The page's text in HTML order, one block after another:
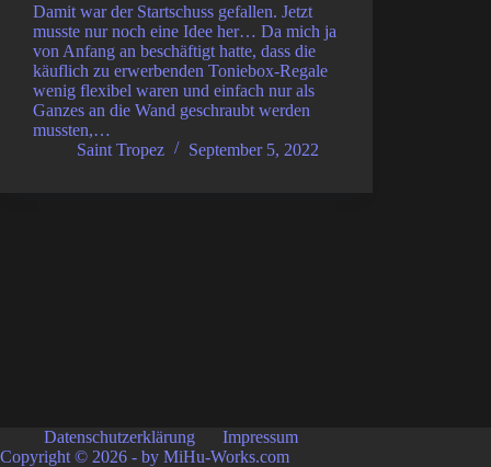
Damit war der Startschuss gefallen. Jetzt
musste nur noch eine Idee her… Da mich ja
von Anfang an beschäftigt hatte, dass die
käuflich zu erwerbenden Toniebox-Regale
wenig flexibel waren und einfach nur als
Ganzes an die Wand geschraubt werden
mussten,…
Saint Tropez
September 5, 2022
Datenschutzerklärung
Impressum
Copyright © 2026 - by MiHu-Works.com